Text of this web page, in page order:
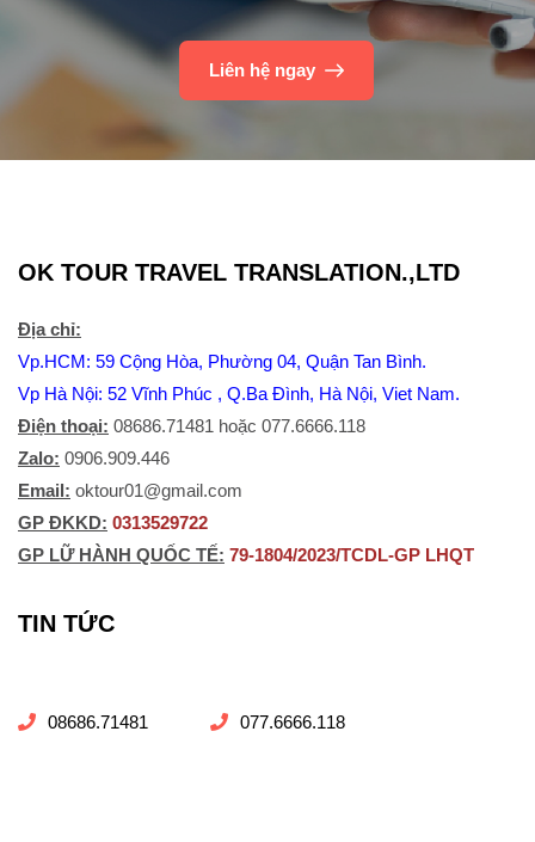
Liên hệ ngay
OK TOUR TRAVEL TRANSLATION.,LTD
Địa chỉ:
Vp.HCM: 59 Cộng Hòa, Phường 04, Quận Tan Bình.
Vp Hà Nội: 52 Vĩnh Phúc , Q.Ba Đình, Hà Nội, Viet Nam.
Điện thoại: 08686.71481 hoặc 077.6666.118
Zalo: 0906.909.446
Email: oktour01@gmail.com
​GP ĐKKD: 0313529722
GP LỮ HÀNH QUỐC TẾ: 79-1804/2023/TCDL-GP LHQT
TIN TỨC
08686.71481 077.6666.118